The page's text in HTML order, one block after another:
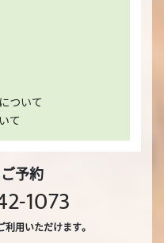
ついて
て
予約
1073
用いただけます。